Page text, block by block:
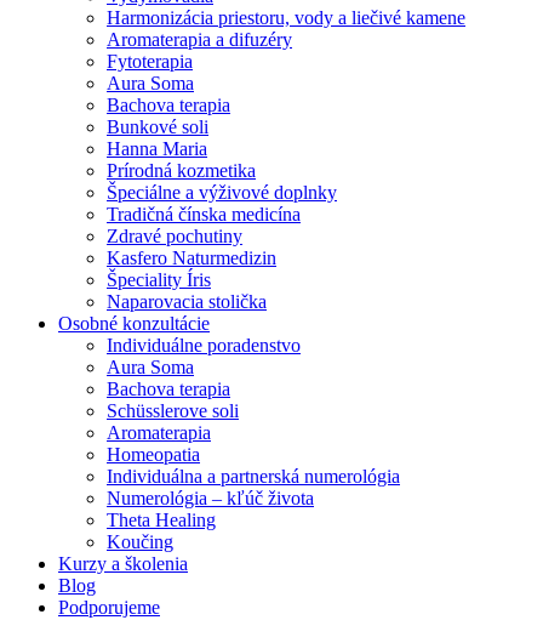
Harmonizácia priestoru, vody a liečivé kamene
Aromaterapia a difuzéry
Fytoterapia
Aura Soma
Bachova terapia
Bunkové soli
Hanna Maria
Prírodná kozmetika
Špeciálne a výživové doplnky
Tradičná čínska medicína
Zdravé pochutiny
Kasfero Naturmedizin
Špeciality Íris
Naparovacia stolička
Osobné konzultácie
Individuálne poradenstvo
Aura Soma
Bachova terapia
Schüsslerove soli
Aromaterapia
Homeopatia
Individuálna a partnerská numerológia
Numerológia – kľúč života
Theta Healing
Koučing
Kurzy a školenia
Blog
Podporujeme